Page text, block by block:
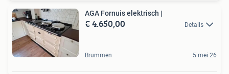
AGA Fornuis elektrisch |
€ 4.650,00 Details
Brummen 5 mei 26